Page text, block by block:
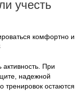
учесть
При
надежной
тренировок остаются